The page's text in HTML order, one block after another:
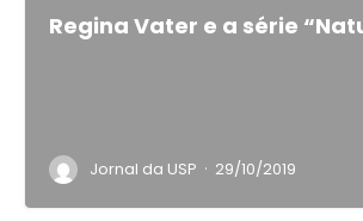
Regina Vater e a série
Jornal da USP · 29/10/2019